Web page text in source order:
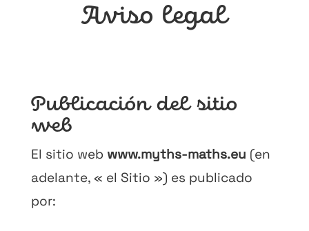
Aviso legal
Publicación del sitio
web
El sitio web www.myths-maths.eu (en
adelante, « el Sitio ») es publicado
por: